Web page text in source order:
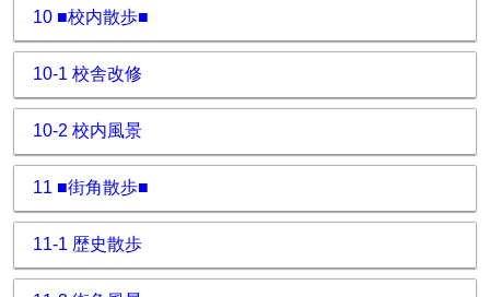
10 ■校内散歩■
10-1 校舎改修
10-2 校内風景
11 ■街角散歩■
11-1 歴史散歩